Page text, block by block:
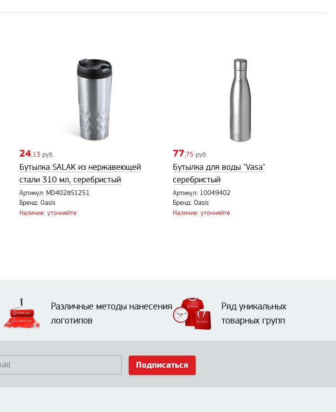
24,13 руб.
Бутылка SALAK из нержавеющей
стали 310 мл, серебристый
Артикул: MD4028S1251
Бренд: Oasis
Наличие: уточняйте
77,75 руб.
Бутылка для воды "Vasa"
серебристый
Артикул: 10049402
Бренд: Oasis
Наличие: уточняйте
Различные методы нанесения
логотипов
Ряд уникальных
товарных групп
Подписаться